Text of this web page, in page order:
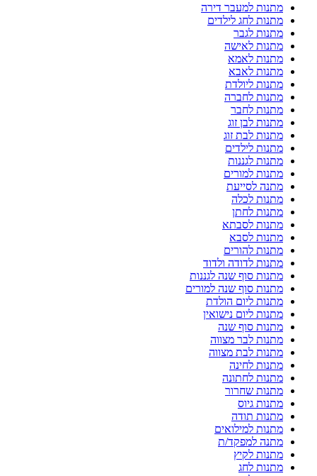
מתנות למעבר דירה
מתנות לחג לילדים
מתנות לגבר
מתנות לאישה
מתנות לאמא
מתנות לאבא
מתנות ליולדת
מתנות לחברה
מתנות לחבר
מתנות לבן זוג
מתנות לבת זוג
מתנות לילדים
מתנות לגננות
מתנות למורים
מתנה לסייעת
מתנות לכלה
מתנות לחתן
מתנות לסבתא
מתנות לסבא
מתנות להורים
מתנות לדודה ולדוד
מתנות סוף שנה לגננות
מתנות סוף שנה למורים
מתנות ליום הולדת
מתנות ליום נישואין
מתנות סוף שנה
מתנות לבר מצווה
מתנות לבת מצווה
מתנות לחינה
מתנות לחתונה
מתנות שחרור
מתנות גיוס
מתנות תודה
מתנות למילואים
מתנה למפקד/ת
מתנות לקיץ
מתנות לחג